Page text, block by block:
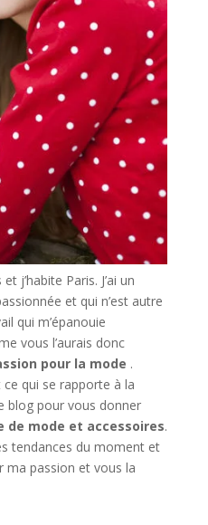
j’habite Paris. J’ai un
et qui n’est autre
qui m’épanouie
vous l’aurais donc
pour la mode .
ce qui se rapporte à la
blog pour vous donner
de mode et accessoires.
tendances du moment et
ma passion et vous la